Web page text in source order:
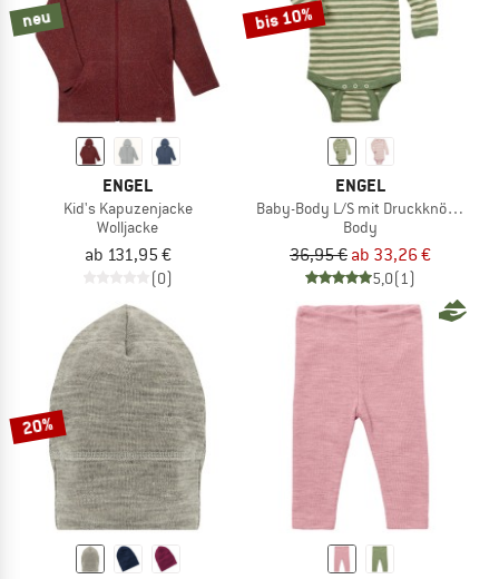
neu
ENGEL
Kid's Kapuzenjacke
Wolljacke
ab 131,95 €
(0)
bis 10%
ENGEL
Baby-Body L/S mit Druckknöpfen
Body
36,95 € ab 33,26 €
5,0(1)
20%